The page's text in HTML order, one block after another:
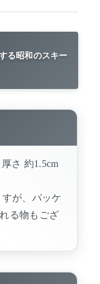
る昭和のスキー
さ 約1.5cm
が、パッケ
る物もござ